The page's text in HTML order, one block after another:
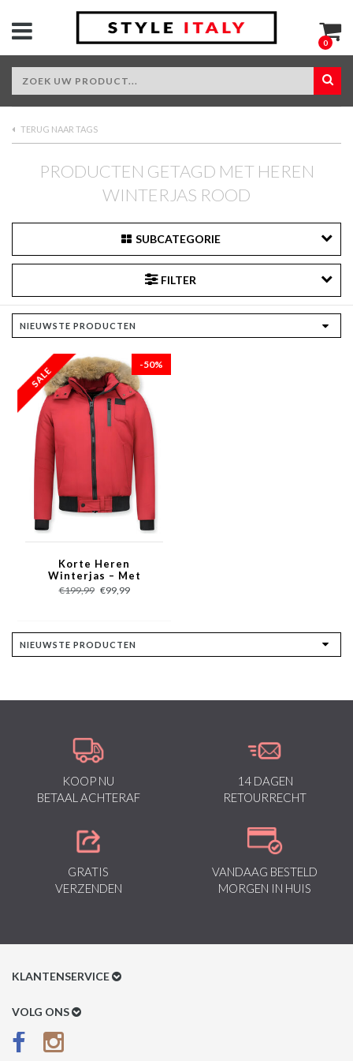
0
TERUG NAAR TAGS
PRODUCTEN GETAGD MET HEREN
WINTERJAS ROOD
SUBCATEGORIE
FILTER
-50%
Korte Heren
Winterjas – Met
Bontkraag – Rood
€199,99 €99,99
KOOP NU
BETAAL ACHTERAF
14 DAGEN
RETOURRECHT
GRATIS
VERZENDEN
VANDAAG BESTELD
MORGEN IN HUIS
KLANTENSERVICE
Klantenservice
Betaalmethoden
VOLG ONS